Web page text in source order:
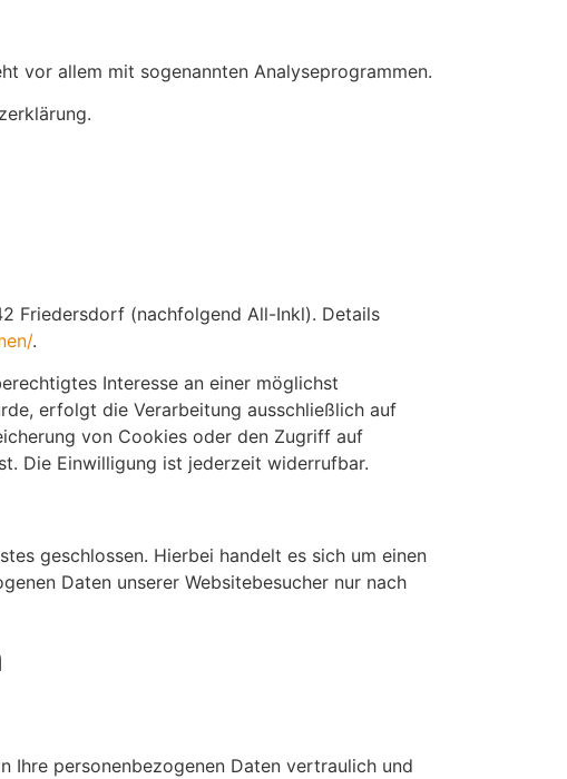
vor allem mit sogenannten Analyseprogrammen.
Friedersdorf (nachfolgend All-Inkl). Details
.
Interesse an einer möglichst
erfolgt die Verarbeitung ausschließlich auf
von Cookies oder den Zugriff auf
Die Einwilligung ist jederzeit widerrufbar.
geschlossen. Hierbei handelt es sich um einen
Daten unserer Websitebesucher nur nach
Ihre personenbezogenen Daten vertraulich und